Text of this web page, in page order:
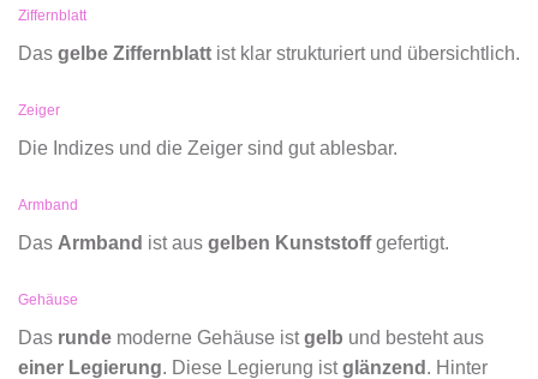
Ziffernblatt
Das gelbe Ziffernblatt ist klar strukturiert und übersichtlich.
Zeiger
Die Indizes und die Zeiger sind gut ablesbar.
Armband
Das Armband ist aus gelben Kunststoffgefertigt.
Gehäuse
Das runde moderne Gehäuse istgelb und besteht aus
einer Legierung. Diese Legierung istglänzend . Hinter